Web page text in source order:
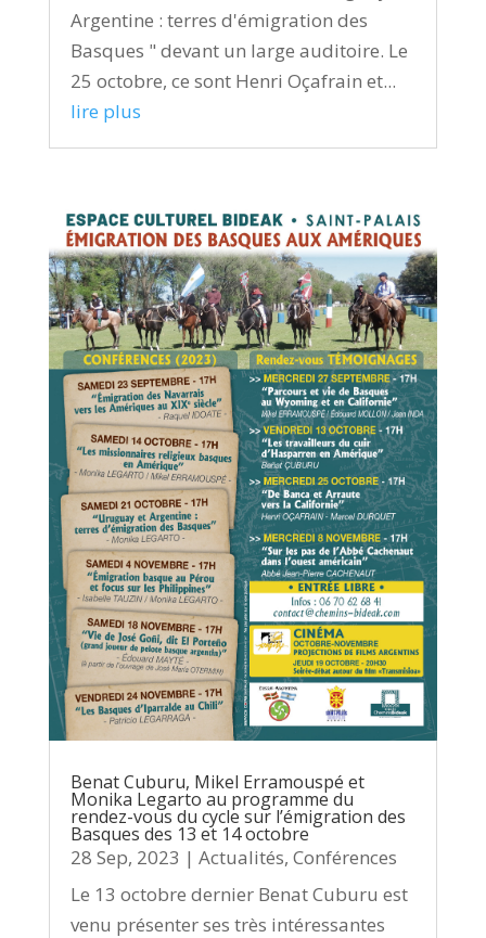
Argentine : terres d'émigration des
Basques " devant un large auditoire. Le
25 octobre, ce sont Henri Oçafrain et...
lire plus
Benat Cuburu, Mikel Erramouspé et
Monika Legarto au programme du
rendez-vous du cycle sur l’émigration des
Basques des 13 et 14 octobre
28 Sep, 2023 | Actualités, Conférences
Le 13 octobre dernier Benat Cuburu est
venu présenter ses très intéressantes